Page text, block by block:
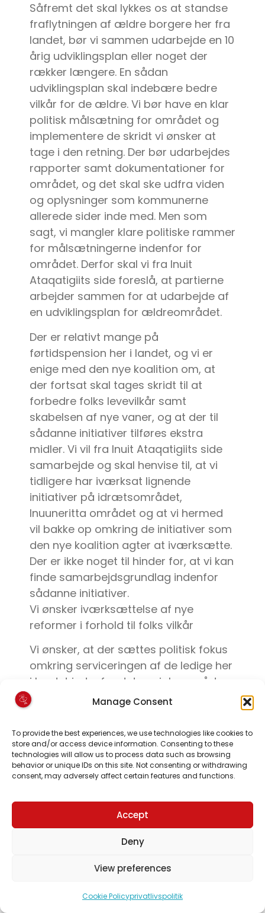
Manage Consent
To provide the best experiences, we use technologies like cookies to
store and/or access device information. Consenting to these
technologies will allow us to process data such as browsing
behavior or unique IDs on this site. Not consenting or withdrawing
consent, may adversely affect certain features and functions.
Accept
Deny
View preferences
Cookie Policyprivatlivspolitik
Såfremt det skal lykkes os at standse
fraflytningen af ældre borgere her fra
landet, bør vi sammen udarbejde en 10
årig udviklingsplan eller noget der
rækker længere. En sådan
udviklingsplan skal indebære bedre
vilkår for de ældre. Vi bør have en klar
politisk målsætning for området og
implementere de skridt vi ønsker at
tage i den retning. Der bør udarbejdes
rapporter samt dokumentationer for
området, og det skal ske udfra viden
og oplysninger som kommunerne
allerede sider inde med. Men som
sagt, vi mangler klare politiske rammer
for målsætningerne indenfor for
området. Derfor skal vi fra Inuit
Ataqatigiits side foreslå, at partierne
arbejder sammen for at udarbejde af
en udviklingsplan for ældreområdet.
Der er relativt mange på
førtidspension her i landet, og vi er
enige med den nye koalition om, at
der fortsat skal tages skridt til at
forbedre folks levevilkår samt
skabelsen af nye vaner, og at der til
sådanne initiativer tilføres ekstra
midler. Vi vil fra Inuit Ataqatigiits side
samarbejde og skal henvise til, at vi
tidligere har iværksat lignende
initiativer på idrætsområdet,
Inuuneritta området og at vi hermed
vil bakke op omkring de initiativer som
den nye koalition agter at iværksætte.
Der er ikke noget til hinder for, at vi kan
finde samarbejdsgrundlag indenfor
sådanne initiativer.
Vi ønsker iværksættelse af nye
reformer i forhold til folks vilkår
Vi ønsker, at der sættes politisk fokus
omkring serviceringen af de ledige her
i landet indenfor det sociale område.
Der skal ikke iværksættes strengere
ikke stiltiende acceptere, at mange
lønmodtagere ender som
langtidsledige og reelt tilvænnes til at
leve som sådan. Dette er ikke ønskeligt
arbejdskraftreserve vi har. Ledigheden
bør være et stadie, hvorfra man
ønsker at komme i beskæftigelse.
relevant arbejde, hvorfor dette også
må kobles sammen med et krav i den
retning. Endnu flere lønmodtagere må